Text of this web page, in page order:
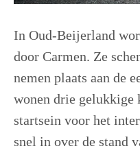
In Oud-Beijerland
door Carmen. Ze
nemen plaats aan de
wonen drie gelukkige
startsein voor het
snel in over de stand